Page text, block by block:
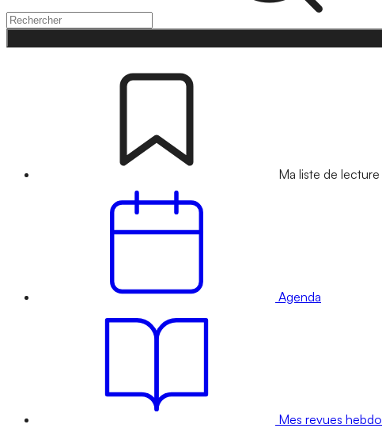
Ma liste de lecture
Agenda
Mes revues hebdo